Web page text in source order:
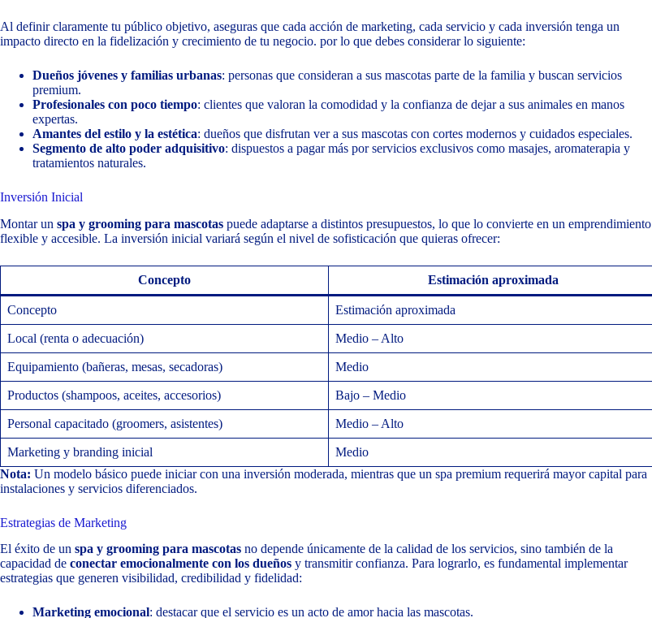
Al definir claramente tu público objetivo, aseguras que cada acción de marketing, cada servicio y cada inversión tenga un
impacto directo en la fidelización y crecimiento de tu negocio. por lo que debes considerar lo siguiente:
Dueños jóvenes y familias urbanas: personas que consideran a sus mascotas parte de la familia y buscan servicios
premium.
Profesionales con poco tiempo: clientes que valoran la comodidad y la confianza de dejar a sus animales en manos
expertas.
Amantes del estilo y la estética: dueños que disfrutan ver a sus mascotas con cortes modernos y cuidados especiales.
Segmento de alto poder adquisitivo: dispuestos a pagar más por servicios exclusivos como masajes, aromaterapia y
tratamientos naturales.
Inversión Inicial
Montar un spa y grooming para mascotas puede adaptarse a distintos presupuestos, lo que lo convierte en un emprendimiento
flexible y accesible. La inversión inicial variará según el nivel de sofisticación que quieras ofrecer:
Concepto Estimación aproximada
Concepto Estimación aproximada
Local (renta o adecuación) Medio – Alto
Equipamiento (bañeras, mesas, secadoras) Medio
Productos (shampoos, aceites, accesorios) Bajo – Medio
Personal capacitado (groomers, asistentes) Medio – Alto
Marketing y branding inicial
Medio
Nota: Un modelo básico puede iniciar con una inversión moderada, mientras que un spa premium requerirá mayor capital para
instalaciones y servicios diferenciados.
Estrategias de Marketing
El éxito de un spa y grooming para mascotas no depende únicamente de la calidad de los servicios, sino también de la
capacidad de conectar emocionalmente con los dueños y transmitir confianza. Para lograrlo, es fundamental implementar
estrategias que generen visibilidad, credibilidad y fidelidad:
Marketing emocional: destacar que el servicio es un acto de amor hacia las mascotas.